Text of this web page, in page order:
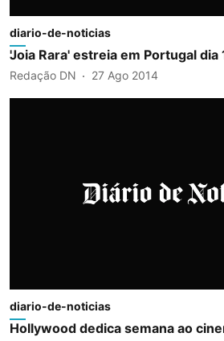
diario-de-noticias
'Joia Rara' estreia em Portugal
Redação DN 27 Ago 2014
diario-de-noticias
Hollywood dedica semana ao